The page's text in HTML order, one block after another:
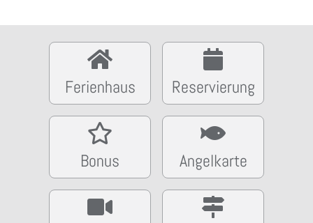
Ferienhaus Reservierung
Bonus Angelkarte